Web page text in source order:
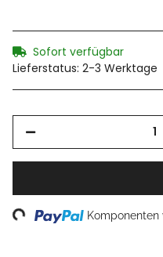
Sofort verfügbar
Lieferstatus: 2-3 Werktage
Loading... Komponenten